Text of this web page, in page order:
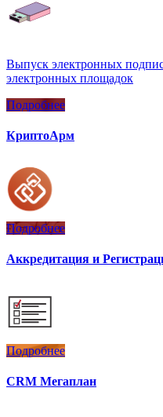
Выпуск электронных
электронных площадок
Подробнее
КриптоАрм
Подробнее
Аккредитация и
Подробнее
CRM Мегаплан